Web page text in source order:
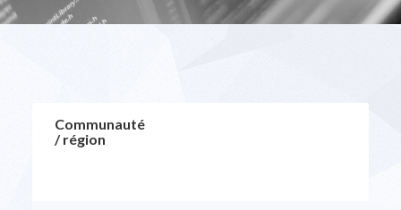
Communauté
/ région